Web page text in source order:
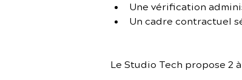
Une vérification
Un cadre contractuel
Le Studio Tech propose 2